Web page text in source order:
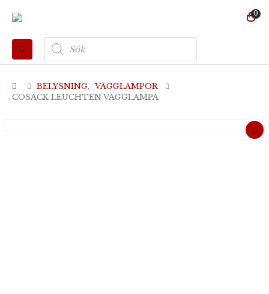
0
Produktsökning
BELYSNING, VÄGGLAMPOR
COSACK LEUCHTEN VÄGGLAMPA